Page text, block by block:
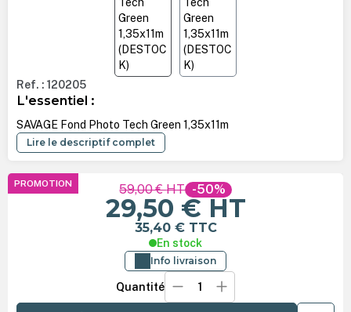
Ref. : 120205
L'essentiel :
SAVAGE Fond Photo Tech Green 1,35x11m
Lire le descriptif complet
PROMOTION 59,00 €HT -50%
29,50 €HT
35,40 € TTC
En stock
Info livraison
Quantité